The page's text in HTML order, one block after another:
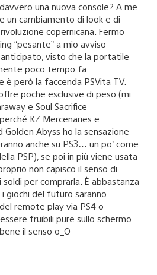
una nuova console? A me
un cambiamento di look e di
copernicana. Fermo
“pesante” a mio avviso
visto che la portatile
poco tempo fa.
è però la faccenda PSVita TV.
poche esclusive di peso (mi
e Soul Sacrifice
KZ Mercenaries e
Abyss ho la sensazione
anche su PS3… un po’ come
PSP), se poi in più viene usata
non capisco il senso di
per comprarla. È abbastanza
giochi del futuro saranno
remote play via PS4 o
fruibili pure sullo schermo
il senso o_O